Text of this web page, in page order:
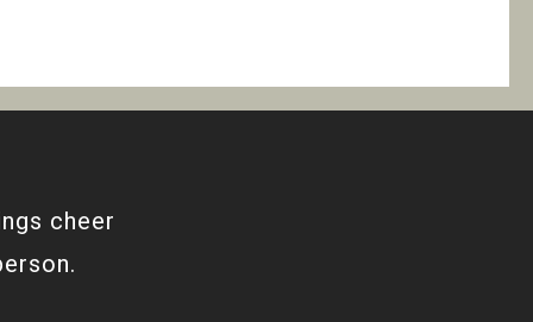
cheer